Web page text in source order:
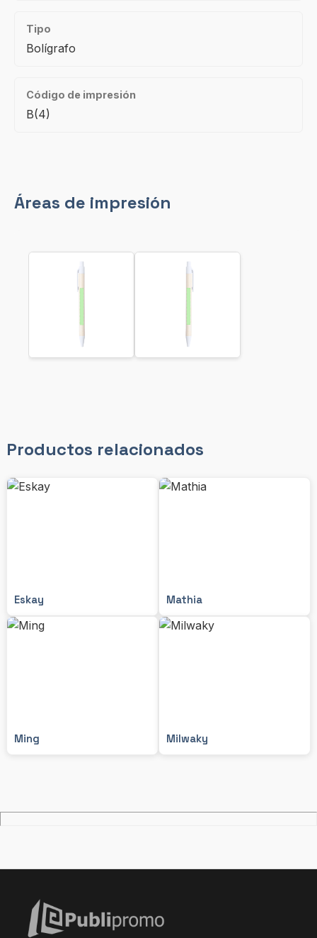
Tipo
Bolígrafo
Código de impresión
B(4)
Áreas de impresión
Productos relacionados
Eskay Mathia
Ming Milwaky